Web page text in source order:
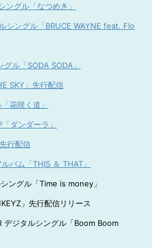
ングル「なつめき」
シングル「BRUCE WAYNE feat. Flo
ル「SODA SODA」
SKY」先行配信
花咲く道」
ダンダーラ」
行配信
バム「THIS ＆ THAT」
ングル「Time is money」
」先行配信リリース
デジタルシングル「Boom Boom